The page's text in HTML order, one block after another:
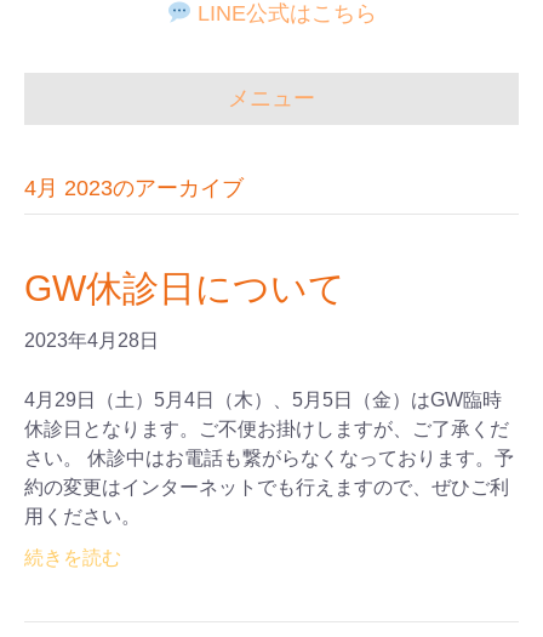
LINE公式はこちら
メニュー
4月 2023のアーカイブ
GW休診日について
2023年4月28日
4月29日（土）5月4日（木）、5月5日（金）はGW臨時
休診日となります。ご不便お掛けしますが、ご了承くだ
さい。 休診中はお電話も繋がらなくなっております。予
約の変更はインターネットでも行えますので、ぜひご利
用ください。
続きを読む